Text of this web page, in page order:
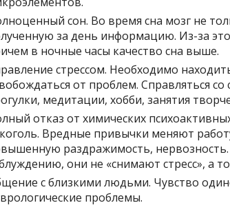
сон. Во время сна мозг не
за день информацию. Из-за
в ночные часы качество сна выше.
стрессом. Необходимо
от проблем. Справляться
медитации, хобби, занятия
отказ от химических
Вредные привычки меняют
раздражимость,
они не «снимают стресс», а
с близкими людьми. Чувство
проблемы.